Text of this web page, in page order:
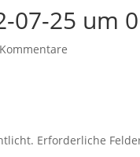
07-25 um
Erforderliche